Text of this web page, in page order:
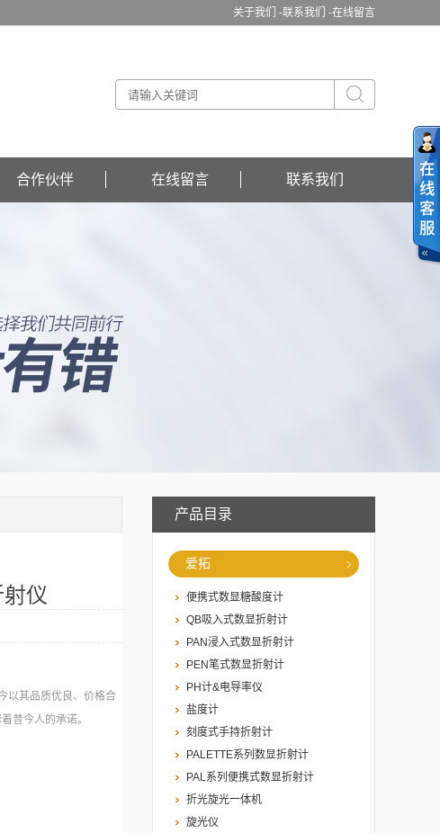
关于我们 -联系我们 -在线留言
合作伙伴 在线留言 联系我们
产品目录
爱拓
便携式数显糖酸度计
QB吸入式数显折射计
PAN浸入式数显折射计
PEN笔式数显折射计
PH计&电导率仪
盐度计
刻度式手持折射计
PALETTE系列数显折射计
PAL系列便携式数显折射计
折光旋光一体机
旋光仪
仪
以其品质优良、价格合
昔今人的承诺。